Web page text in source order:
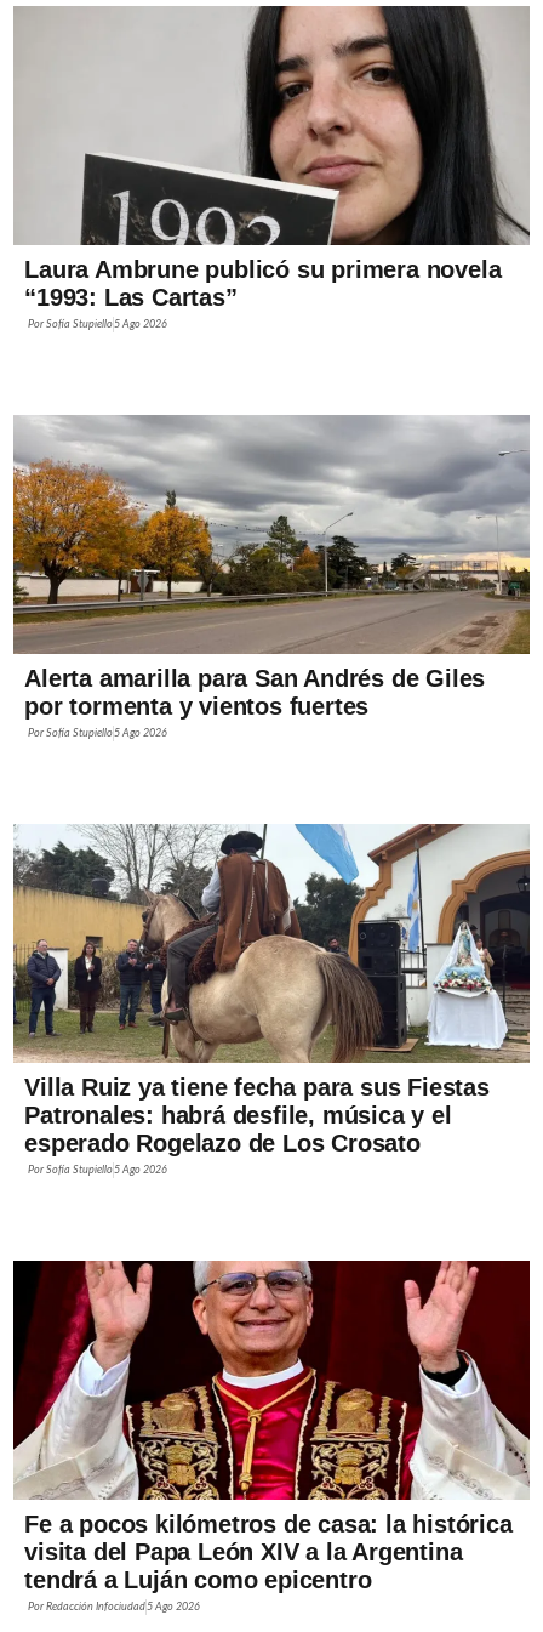
Laura Ambrune publicó su primera novela
“1993: Las Cartas”
PorSofía Stupiello 5 Ago 2026
Alerta amarilla para San Andrés de Giles
por tormenta y vientos fuertes
PorSofía Stupiello 5 Ago 2026
Villa Ruiz ya tiene fecha para sus Fiestas
Patronales: habrá desfile, música y el
esperado Rogelazo de Los Crosato
PorSofía Stupiello 5 Ago 2026
Fe a pocos kilómetros de casa: la histórica
visita del Papa León XIV a la Argentina
tendrá a Luján como epicentro
PorRedacción Infociudad 5 Ago 2026